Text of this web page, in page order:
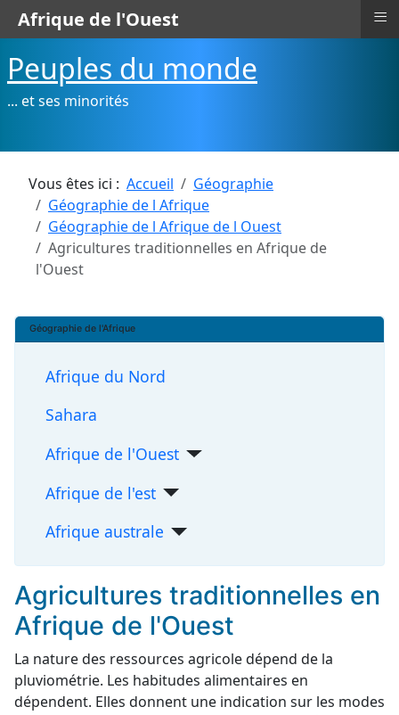
Peuples du monde
... et ses minorités
Vous êtes ici : Accueil
Géographie
Géographie de l Afrique
Géographie de l Afrique de l Ouest
Agricultures traditionnelles en Afrique de
l'Ouest
Géographie de l'Afrique
Afrique du Nord
Sahara
Afrique de l'Ouest
Afrique de l'est
Afrique australe
Agricultures traditionnelles en
Afrique de l'Ouest
La nature des ressources agricole dépend de la
pluviométrie. Les habitudes alimentaires en
dépendent. Elles donnent une indication sur les modes
Afrique de l'Ouest ≡